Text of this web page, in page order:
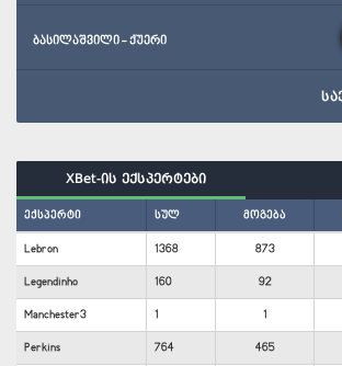
ბასილაშვილი - ქუერი
XBet-ის ექსპერტები
ექსპერტი სულ მოგება
Lebron 1368 873
Legendinho 160 92
Manchester3 1 1
Perkins 764 465